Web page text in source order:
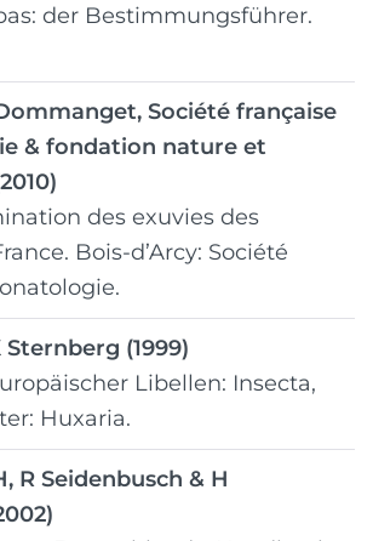
der Bestimmungsführer.
Société française
& fondation nature et
des exuvies des
Bois-d’Arcy: Société
(1999)
Libellen: Insecta,
Huxaria.
R Seidenbusch & H